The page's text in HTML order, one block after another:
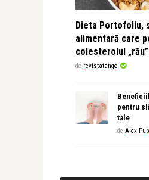
Dieta Portofoliu,
alimentară care
colesterolul „rău”
de revistatango
pentru
tale
de Alex Pub